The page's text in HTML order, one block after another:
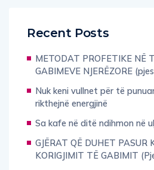
Recent Posts
METODAT PROFETIKE NË
GABIMEVE NJERËZORE
Nuk keni vullnet për të
rikthejnë energjinë
Sa kafe në ditë ndihmon në
GJËRAT QË DUHET PASUR
KORIGJIMIT TË GABIMIT